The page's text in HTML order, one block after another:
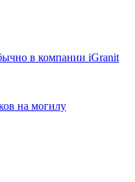
в компании iGranit
на могилу